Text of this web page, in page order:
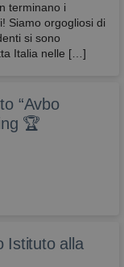
terminano i
Siamo orgogliosi di
si sono
Italia nelle […]
“Avbo
🏆
Istituto alla